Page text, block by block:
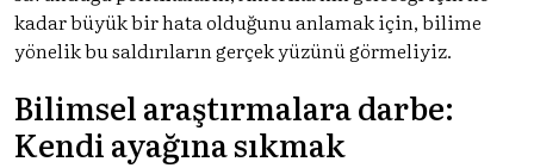
kadar büyük bir hata olduğunu anlamak için, bilime
yönelik bu saldırıların gerçek yüzünü görmeliyiz.
Bilimsel araştırmalara darbe:
Kendi ayağına sıkmak